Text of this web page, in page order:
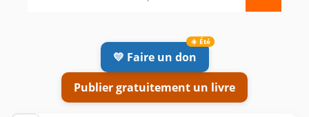
💛 Faire un don
Publier gratuitement un livre